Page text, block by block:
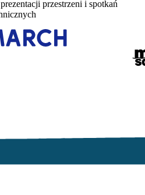
przestrzeni i spotkań